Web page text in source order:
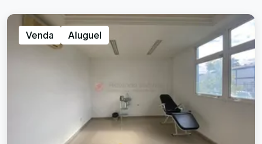
Venda Aluguel